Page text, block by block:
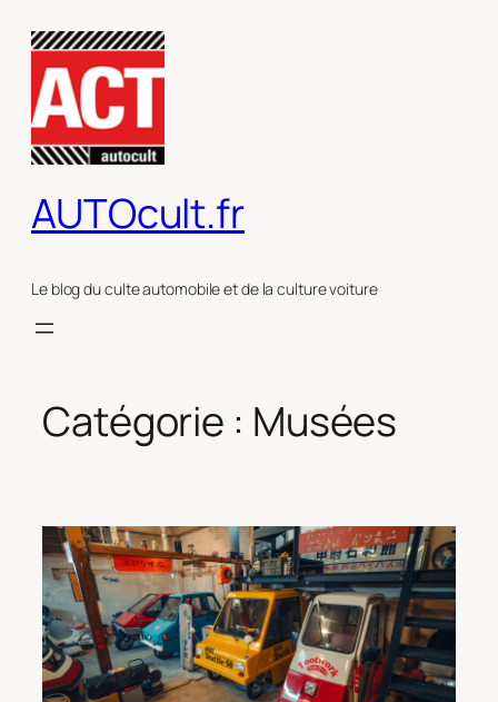
contenu
AUTOcult.fr
Le blog du culte automobile et de la culture voiture
Catégorie : Musées